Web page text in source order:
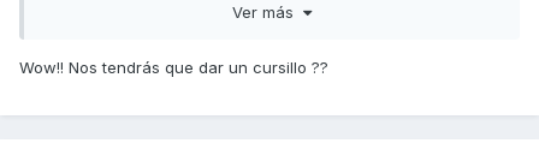
modificado algunas cosas de la moto, reserva, sensores de
SERVICE le cambios los kms hasta la siguiente revision
Ver más
Wow!! Nos tendrás que dar un cursillo ??